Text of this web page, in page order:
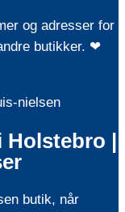
og adresser for
butikker. ❤
nielsen
|
butik, når